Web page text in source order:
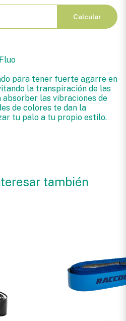
Calcular
para tener fuerte agarre en
la transpiración de las
absorber las vibraciones de
de colores te dan la
tu palo a tu propio estilo.
también